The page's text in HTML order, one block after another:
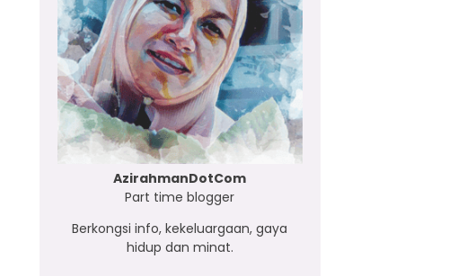
AzirahmanDotCom
Part time blogger
Berkongsi info, kekeluargaan, gaya
hidup dan minat.